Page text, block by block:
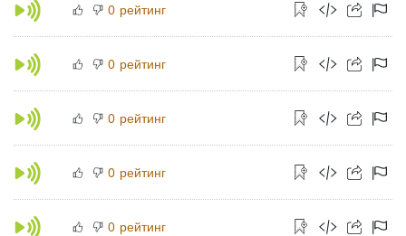
0 рейтинг
0 рейтинг
0 рейтинг
0 рейтинг
0 рейтинг